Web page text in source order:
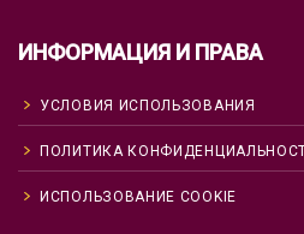
ИНФОРМАЦИЯ И ПРАВА
УСЛОВИЯ ИСПОЛЬЗОВАНИЯ
ПОЛИТИКА
ИСПОЛЬЗОВАНИЕ COOKIE